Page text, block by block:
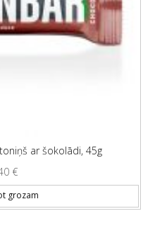
ar šokolādi, 45g
€
grozam